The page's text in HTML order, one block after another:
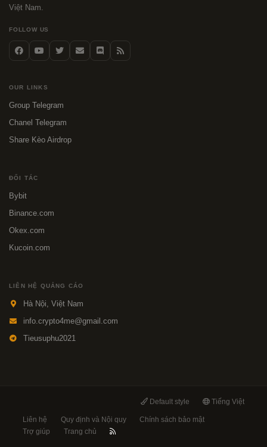
Việt Nam.
FOLLOW US
OUR LINKS
Group Telegram
Chanel Telegram
Share Kèo Airdrop
ĐỐI TÁC
Bybit
Binance.com
Okex.com
Kucoin.com
LIÊN HỆ QUẢNG CÁO
Hà Nội, Việt Nam
info.crypto4me@gmail.com
Tieusuphu2021
Default style Tiếng Việt
Liên hệ Quy định và Nội quy
Chính sách bảo mật
Trợ giúp
Trang chủ